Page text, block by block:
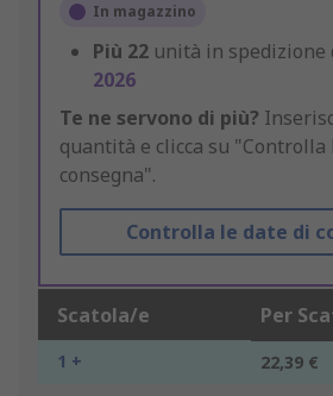
In magazzino
Più 22 unità in spedizione
2026
Te ne servono di più?
quantità e clicca su "Controlla
consegna".
Controlla le date di
Scatola/e Per
1 + 22,39 €